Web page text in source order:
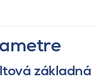
základná